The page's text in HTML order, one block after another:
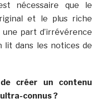
nécessaire que le
et le plus riche
une part d’irrévérence
lit dans les notices de
créer un contenu
connus ?